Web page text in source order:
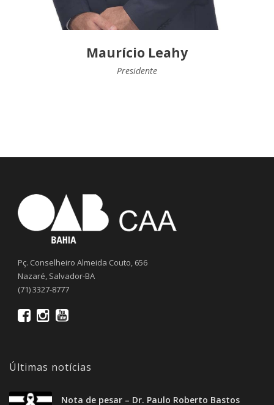
Maurício Leahy
Presidente
Pç. Conselheiro Almeida Couto, 656
Nazaré, Salvador-BA
(71) 3327-8777
Últimas notícias
Nota de pesar – Dr. Paulo Roberto Bastos